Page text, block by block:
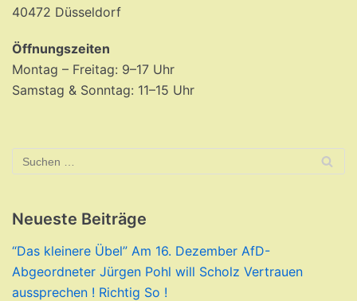
40472 Düsseldorf
Öffnungszeiten
Montag – Freitag: 9–17 Uhr
Samstag & Sonntag: 11–15 Uhr
Neueste Beiträge
“Das kleinere Übel” Am 16. Dezember AfD-
Abgeordneter Jürgen Pohl will Scholz Vertrauen
aussprechen ! Richtig So !